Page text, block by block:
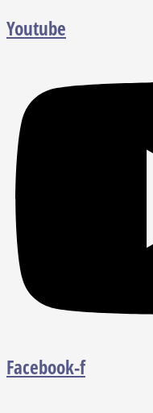
Youtube
Facebook-f